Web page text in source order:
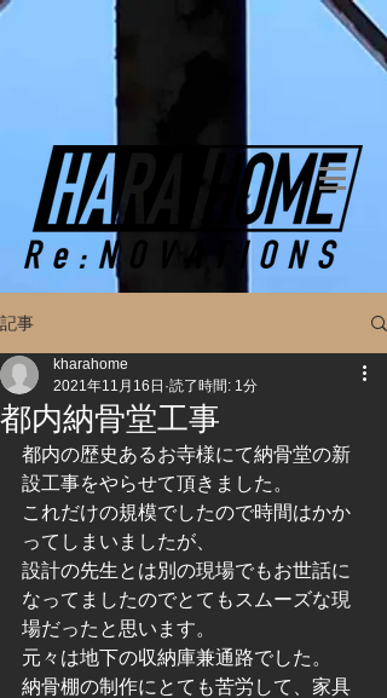
記事
都内納骨堂工事
kharahome
2021年11月16日 読了時間: 1分
都内の歴史あるお寺様にて納骨堂の新
設工事をやらせて頂きました。
これだけの規模でしたので時間はかか
ってしまいましたが、
設計の先生とは別の現場でもお世話に
なってましたのでとてもスムーズな現
場だったと思います。
元々は地下の収納庫兼通路でした。
納骨棚の制作にとても苦労して、家具